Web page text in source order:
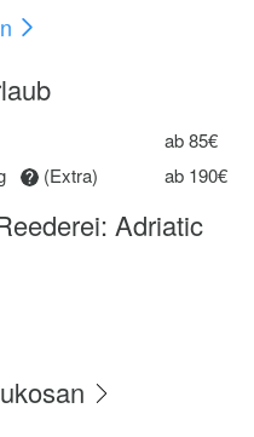
ab 85€
(Extra) ab 190€
Adriatic